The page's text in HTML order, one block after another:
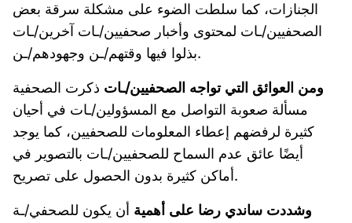
الجنازات، كما سلطت الضوء على مشكلة سرقة بعض
الصحفيين/ـات لمحتوى وأخبار صحفيين/ـات آخرين/ـات
بذلوا فيها وقتهم/ـن وجهودهم/ـن.
ومن العوائق التي تواجه الصحفيين/ـات ذكرت الصحفية
مسألة صعوبة التواصل مع المسؤولين/ـات في أحيان
كثيرة لرفضهم إعطاء المعلومات للصحفيين، كما يوجد
أيضًا عائق عدم السماح للصحفيين/ـات بالتصوير في
أماكن كثيرة بدون الحصول على تصريح.
وشددت ساندي رضا على أهمية أن يكون للصحفي/ـة